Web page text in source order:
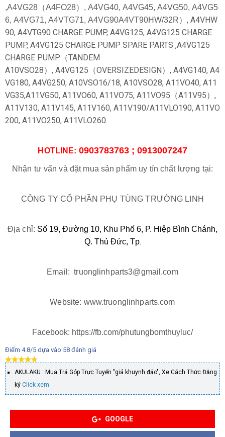
,A4VG28（A4FO28）, A4VG40, A4VG45, A4VG50, A4VG5
6, A4VG71, A4VTG71, A4VG90A4VT90HW/32R） , A4VHW
90, A4VTG90 CHARGE PUMP, A4VG125, A4VG125 CHARGE
PUMP, A4VG125 CHARGE PUMP SPARE PARTS ,A4VG125
CHARGE PUMP（TANDEM
A10VSO28）, A4VG125（OVERSIZEDESIGN）, A4VG140, A4
VG180, A4VG250, A10VSO16/18, A10VSO28, A11VO40, A11
VG35,A11VG50, A11VO60, A11VO75, A11VO95（A11V95）,
A11V130, A11V145, A11V160, A11V190/A11VLO190, A11VO
200, A11VO250, A11VLO260.
HOTLINE: 0903783763 ; 0913007247
Nhận tư vấn và đặt mua sản phẩm uy tín chất lượng tại:
CÔNG TY CỔ PHẦN PHỤ TÙNG TRƯỜNG LINH
Địa chỉ: Số 19, Đường 10, Khu Phố 6, P. Hiệp Bình Chánh,
Q. Thủ Đức, Tp.
Email: truonglinhparts3@gmail.com
Website: www.truonglinhparts.com
Facebook: https://fb.com/phutungbomthuyluc/
Điểm 4.8/5 dựa vào 58 đánh giá
AKULAKU : Mua Trả Góp Trực Tuyến "giá khuynh đảo", Xe Cách Thức Đăng
ký Click xem
GOOGLE